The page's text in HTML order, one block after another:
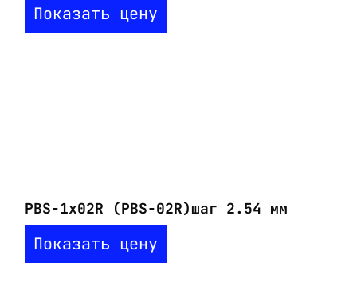
Показать цену
PBS-1x02R (PBS-02R)шаг 2.54 мм
Показать цену